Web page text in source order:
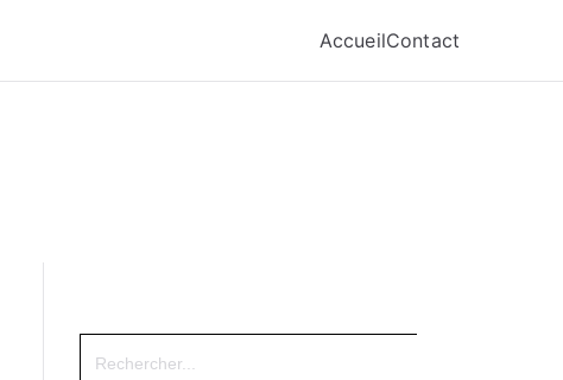
AccueilContact
Search
for: